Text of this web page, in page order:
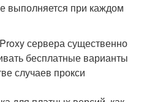
выполняется при каждом
сервера существенно
бесплатные варианты
случаев прокси